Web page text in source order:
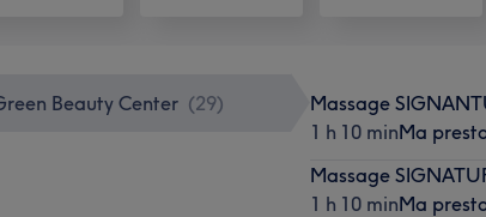
Beauty Center (29)
Massage
1 h 10 minMa
Massage
1 h 10 minMa